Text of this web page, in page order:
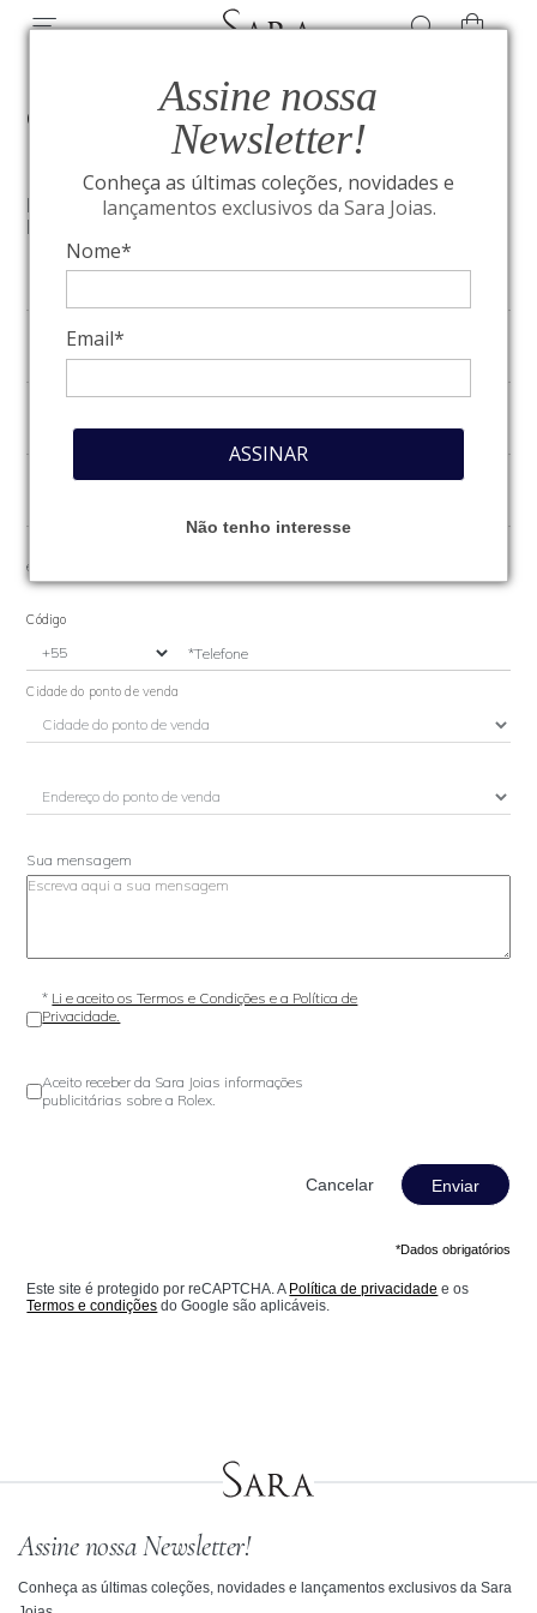
Assine nossa
Newsletter!
Conheça as últimas coleções, novidades e
lançamentos exclusivos da Sara Joias.
Nome*
Email*
ASSINAR
Não tenho interesse
CONTATO
Por favor, indique o meio de contato de sua preferência.
Nome
Sobrenome
e/ou
Código
*Telefone
Cidade do ponto de venda
Sua mensagem
* Li e aceito os Termos e Condições e a Política de
Privacidade.
Aceito receber da Sara Joias informações
publicitárias sobre a Rolex.
Enviar
*Dados obrigatórios
Este site é protegido por reCAPTCHA. A Política de privacidade e os
Termos e condições do Google são aplicáveis.
Assine nossa Newsletter!
Conheça as últimas coleções, novidades e lançamentos exclusivos da Sara